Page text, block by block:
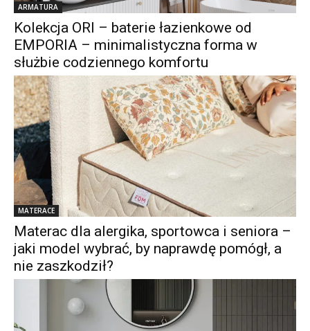
ARMATURA
Kolekcja ORI – baterie łazienkowe od
EMPORIA – minimalistyczna forma w
służbie codziennego komfortu
MATERACE
Materac dla alergika, sportowca i seniora –
jaki model wybrać, by naprawdę pomógł, a
nie zaszkodził?